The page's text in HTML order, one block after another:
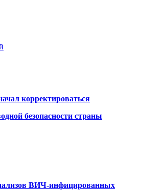
корректироваться
безопасности страны
ВИЧ-инфицированных